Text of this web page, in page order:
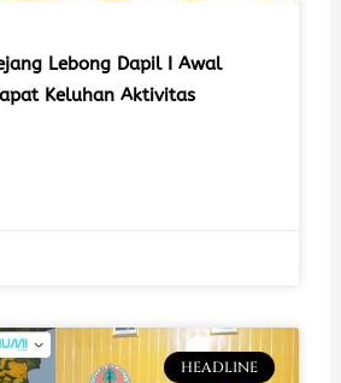
Lebong Dapil I Awal
Keluhan Aktivitas
HEADLINE